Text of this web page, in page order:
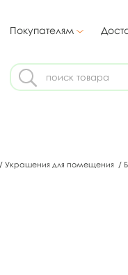
Покупателям
/ Украшения для помещения /